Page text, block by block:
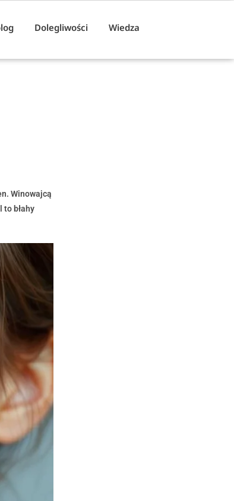
Dolegliwości Wiedza
Winowajcą
to błahy